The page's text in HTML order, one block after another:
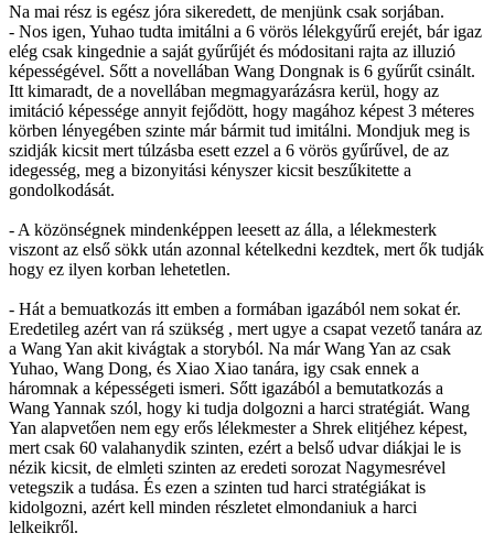
Na mai rész is egész jóra sikeredett, de menjünk csak sorjában.
- Nos igen, Yuhao tudta imitálni a 6 vörös lélekgyűrű erejét, bár igaz
elég csak kingednie a saját gyűrűjét és módositani rajta az illuzió
képességével. Sőtt a novellában Wang Dongnak is 6 gyűrűt csinált.
Itt kimaradt, de a novellában megmagyarázásra kerül, hogy az
imitáció képessége annyit fejődött, hogy magához képest 3 méteres
körben lényegében szinte már bármit tud imitálni. Mondjuk meg is
szidják kicsit mert túlzásba esett ezzel a 6 vörös gyűrűvel, de az
idegesség, meg a bizonyitási kényszer kicsit beszűkitette a
gondolkodását.
- A közönségnek mindenképpen leesett az álla, a lélekmesterk
viszont az első sökk után azonnal kételkedni kezdtek, mert ők tudják
hogy ez ilyen korban lehetetlen.
- Hát a bemuatkozás itt emben a formában igazából nem sokat ér.
Eredetileg azért van rá szükség , mert ugye a csapat vezető tanára az
a Wang Yan akit kivágtak a storyból. Na már Wang Yan az csak
Yuhao, Wang Dong, és Xiao Xiao tanára, igy csak ennek a
háromnak a képességeti ismeri. Sőtt igazából a bemutatkozás a
Wang Yannak szól, hogy ki tudja dolgozni a harci stratégiát. Wang
Yan alapvetően nem egy erős lélekmester a Shrek elitjéhez képest,
mert csak 60 valahanydik szinten, ezért a belső udvar diákjai le is
nézik kicsit, de elmleti szinten az eredeti sorozat Nagymesrével
vetegszik a tudása. És ezen a szinten tud harci stratégiákat is
kidolgozni, azért kell minden részletet elmondaniuk a harci
lelkeikről.